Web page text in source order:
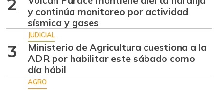
amarilla
07/25/2026
-0,28%
Arroz de primera
07/25/2026 -0,49%
Bagre rayado
entero fresco
$ 41.333,00
2
y continúa monitoreo por actividad
sísmica y gases
3
JUDICIAL
Ministerio de Agricultura cuestiona a la
ADR por habilitar este sábado como
día hábil
AGRO